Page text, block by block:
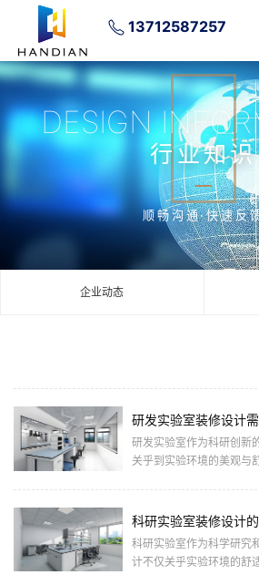
13712587257
DESIGN
行业知识
顺畅沟通·快速反
企业动态
研发实验室装修设计
研发实验室作为科研创新
关乎到实验环境的美观与
室既安全又实用。一、安
等，以
科研实验室装修设计
科研实验室作为科学研究
计不仅关乎实验环境的舒